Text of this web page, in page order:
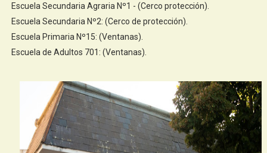
Escuela Secundaria Agraria Nº1 - (Cerco protección).
Escuela Secundaria Nº2: (Cerco de protección).
Escuela Primaria Nº15: (Ventanas).
Escuela de Adultos 701: (Ventanas).